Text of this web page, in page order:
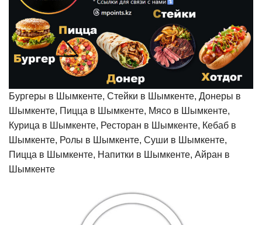
Бургеры в Шымкенте, Стейки в Шымкенте, Донеры в
Шымкенте, Пицца в Шымкенте, Мясо в Шымкенте,
Курица в Шымкенте, Ресторан в Шымкенте, Кебаб в
Шымкенте, Ролы в Шымкенте, Суши в Шымкенте,
Пицца в Шымкенте, Напитки в Шымкенте, Айран в
Шымкенте